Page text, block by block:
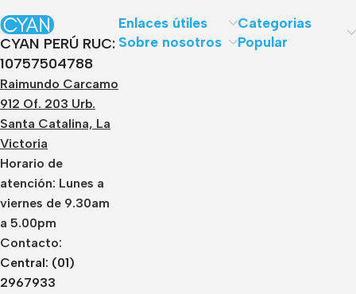
CYAN PERÚ RUC:
10757504788
Raimundo Carcamo
912 Of. 203 Urb.
Santa Catalina, La
Victoria
Horario de
atención: Lunes a
viernes de 9.30am
a 5.00pm
Contacto:
Central: (01)
2967933
Enlaces útiles
Sobre nosotros
Categorias
Popular